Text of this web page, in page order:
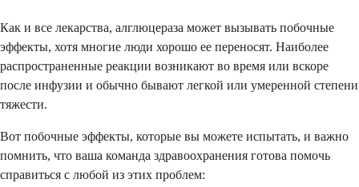
Как и все лекарства, алглюцераза может вызывать побочные
эффекты, хотя многие люди хорошо ее переносят. Наиболее
распространенные реакции возникают во время или вскоре
после инфузии и обычно бывают легкой или умеренной степени
тяжести.
Вот побочные эффекты, которые вы можете испытать, и важно
помнить, что ваша команда здравоохранения готова помочь
справиться с любой из этих проблем: